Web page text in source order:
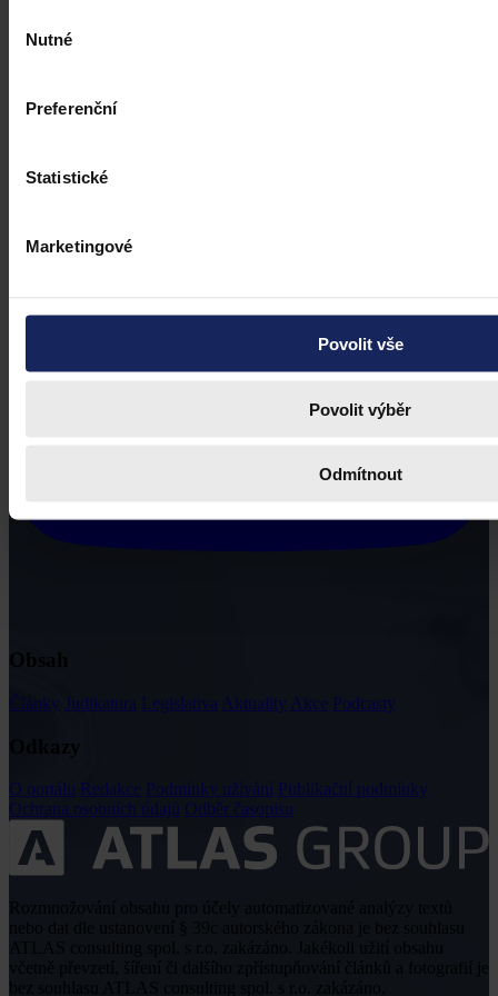
souhlasu
Nutné
Preferenční
Statistické
Marketingové
Povolit vše
Povolit výběr
Odmítnout
Články Judikatura Legislativa Aktuality Akce Podcasty
O portálu Redakce Podmínky užívání Publikační podmínky
Ochrana osobních údajů Odběr časopisu
včetně převzetí, šíření či dalšího zpřístupňování článků a fotografií je